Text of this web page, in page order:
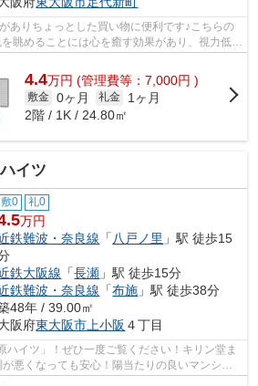
ありちょっとした買い物に便利です♪こちらの
眺めることには心を癒す効果があり、視力低下
4.4万円 (管理費等：7,000円 )
敷金 0ヶ月 礼金
1ヶ月
2階 / 1K / 24.80㎡
イツ
敷0 礼0
万円
鉄難波・奈良線 「 八戸ノ里 」駅 徒歩15
鉄大阪線 「長瀬 」駅 徒歩15分
鉄難波・奈良線 「布施 」駅 徒歩38分
48年 / 39.00㎡
阪府東大阪市 上小阪 ４丁目
ハイツ」！ぜひ一度ご覧ください！キリン堂ま
悪くなっても安心！陽当たりの良いマンショ